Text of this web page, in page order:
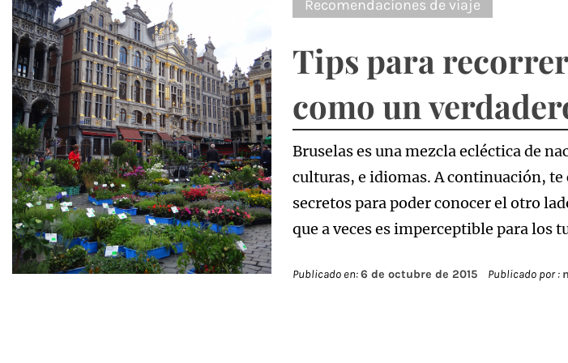
Recomendaciones de viaje
Tips para
como un
Bruselas es una mezcla ecléctica de
culturas, e idiomas. A continuación,
secretos para poder conocer el otro
que a veces es imperceptible para los
Publicado en:6 de octubre de 2015 Publicado por :